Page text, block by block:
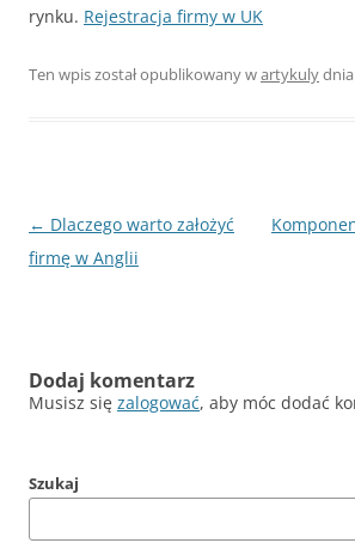
rynku. Rejestracja firmy w UK
Ten wpis został opublikowany wartykulydnia
Nawigacja
wpisu
← Dlaczego warto założyć
firmę w Anglii
Dodaj komentarz
Musisz się zalogować, aby móc dodać
Szukaj